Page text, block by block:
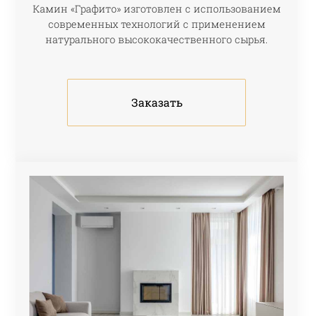
Камин «Графито» изготовлен с использованием
современных технологий с применением
натурального высококачественного сырья.
Заказать